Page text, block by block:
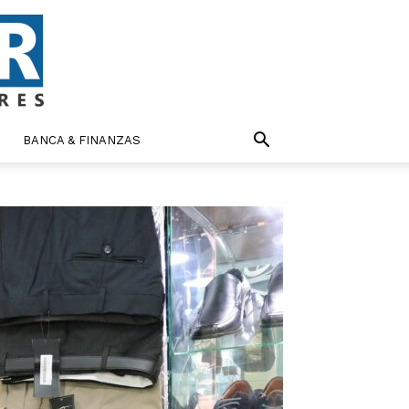
BANCA & FINANZAS